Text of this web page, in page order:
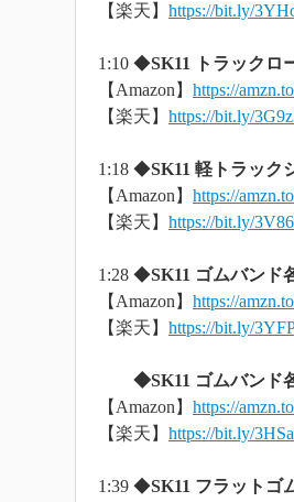
【楽天】 https://bit.ly/
1:10 ◆SK11 トラックロ
【Amazon】 https://
【楽天】 https://bit.ly/
1:18 ◆SK11 軽トラック
【Amazon】 https://
【楽天】 https://bit.ly/
1:28 ◆SK11 ゴムバンド
【Amazon】 https://
【楽天】 https://bit.ly/
◆SK11 ゴムバンド各
【Amazon】 https://
【楽天】 https://bit.ly/
1:39 ◆SK11 フラットゴ